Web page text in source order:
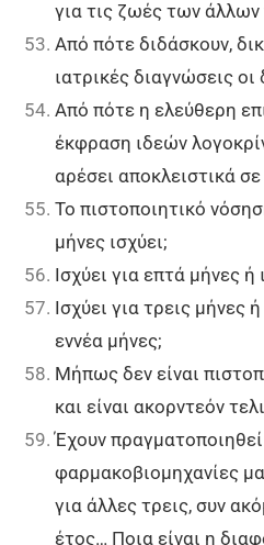
για τις ζωές των άλλων
Από πότε διδάσκουν,
ιατρικές διαγνώσεις
Από πότε η ελεύθερη
έκφραση ιδεών
αρέσει αποκλειστικά
Το πιστοποιητικό
μήνες ισχύει;
Ισχύει για επτά μήνες ή ι
Ισχύει για τρεις μήνες
εννέα μήνες;
Μήπως δεν είναι
και είναι ακορντεόν
Έχουν πραγματοποιηθεί
φαρμακοβιομηχανίες
για άλλες τρεις, συν
έτος… Ποια είναι η